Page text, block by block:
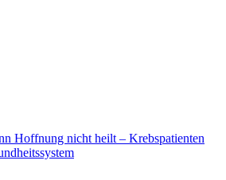
Hoffnung nicht heilt – Krebspatienten